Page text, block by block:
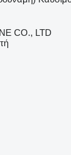
CO., LTD